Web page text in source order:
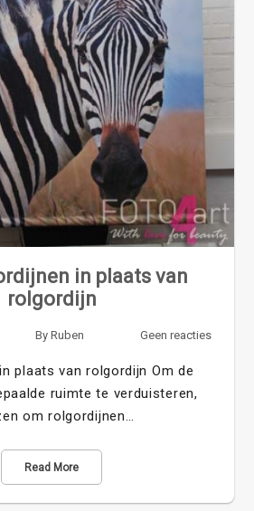
in plaats van
rolgordijn
By Ruben Geen reacties
plaats van rolgordijn Om de
ruimte te verduisteren,
om rolgordijnen…
Read More